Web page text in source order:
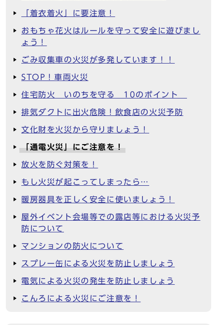
「着衣着火」に要注意！
おもちゃ花火はルールを守って安全に遊びまし
ょう！
ごみ収集車の火災が多発しています！！
STOP！車両火災
住宅防火 いのちを守る 10のポイント
排気ダクトに出火危険！飲食店の火災予防
文化財を火災から守りましょう！
「通電火災」にご注意を！
放火を防ぐ対策を！
もし火災が起こってしまったら…
暖房器具を正しく安全に使いましょう！
屋外イベント会場等での露店等における火災予
防について
マンションの防火について
スプレー缶による火災を防止しましょう
電気による火災の発生を防止しましょう
こんろによる火災にご注意を！